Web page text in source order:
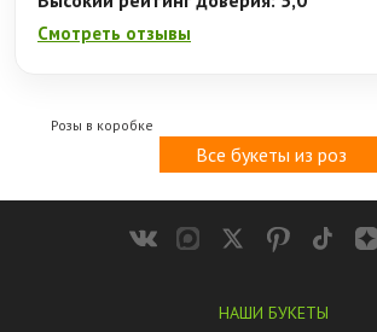
Смотреть отзывы
Розы в коробке
Все букеты из роз
НАШИ БУКЕТЫ